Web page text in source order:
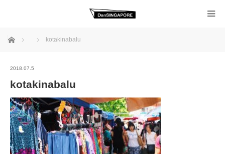
ホーム kotakinabalu
2018.07.5
kotakinabalu